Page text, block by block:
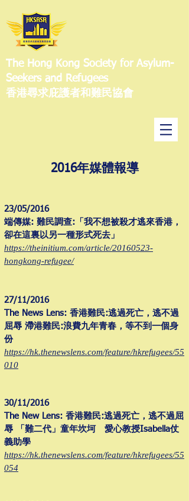
The Hong Kong Society for Asylum-
Seekers and Refugees
香港尋求庇護者和難民協會
2016年媒體報導
23/05/2016
端傳媒: 難民調查:「我不想被殺才逃來香港，
卻在這裏以另一種形式死去」
https://theinitium.com/article/20160523-
hongkong-refugee/
27/11/2016
The News Lens: 香港難民:逃過死亡，逃不過
屈辱 滯港難民:浪費九年青春，等不到一個身
份
https://hk.thenewslens.com/feature/hkrefugees/55
010
30/11/2016
The New Lens: 香港難民:逃過死亡，逃不過屈
辱 「難二代」童年坎坷 愛心教授Isabella仗
義助學
https://hk.thenewslens.com/feature/hkrefugees/55
054